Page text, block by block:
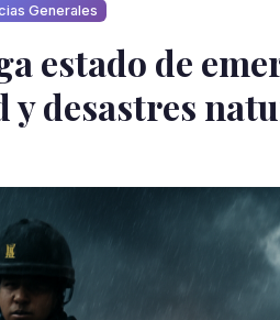
Generales
estado de
desastres